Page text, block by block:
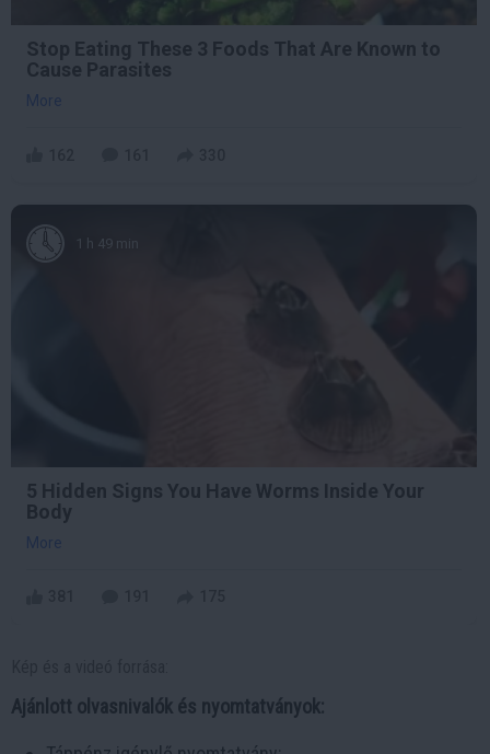
Stop Eating These 3 Foods That Are Known to
Cause Parasites
More
1 h 49 min
5 Hidden Signs You Have Worms Inside Your
Body
More
Ajánlott olvasnivalók és nyomtatványok: